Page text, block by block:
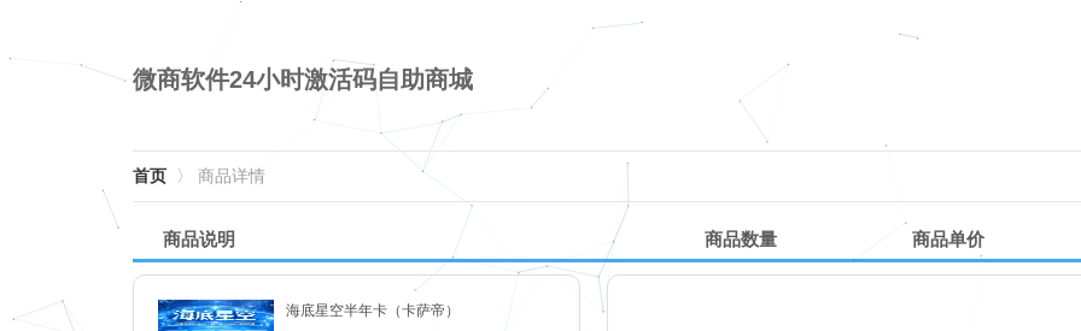
微商软件24小时激活码自助商城
首页 〉 商品详情
商品说明 商品数量 商品单价
海底星空半年卡（卡萨帝）